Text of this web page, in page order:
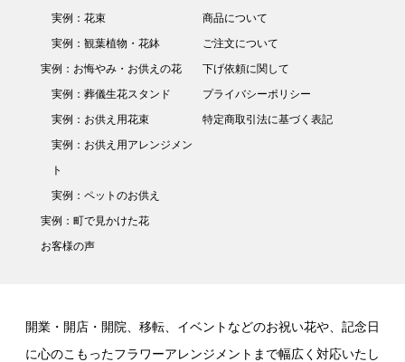
実例：花束
実例：観葉植物・花鉢
実例：お悔やみ・お供えの花
実例：葬儀生花スタンド
実例：お供え用花束
実例：お供え用アレンジメン
ト
実例：ペットのお供え
実例：町で見かけた花
お客様の声
商品について
ご注文について
下げ依頼に関して
プライバシーポリシー
特定商取引法に基づく表記
開業・開店・開院、移転、イベントなどのお祝い花や、記念日
に心のこもったフラワーアレンジメントまで幅広く対応いたし